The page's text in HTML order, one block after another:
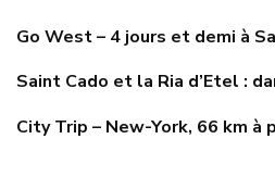
Go West – 4 jours et demi à
Saint Cado et la Ria d’Etel :
City Trip – New-York, 66 km à